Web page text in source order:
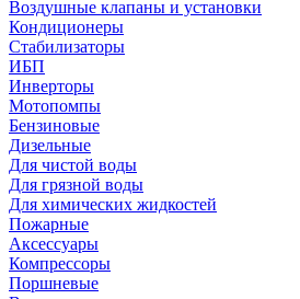
Воздушные клапаны и установки
Кондиционеры
Стабилизаторы
ИБП
Инверторы
Мотопомпы
Бензиновые
Дизельные
Для чистой воды
Для грязной воды
Для химических жидкостей
Пожарные
Аксессуары
Компрессоры
Поршневые